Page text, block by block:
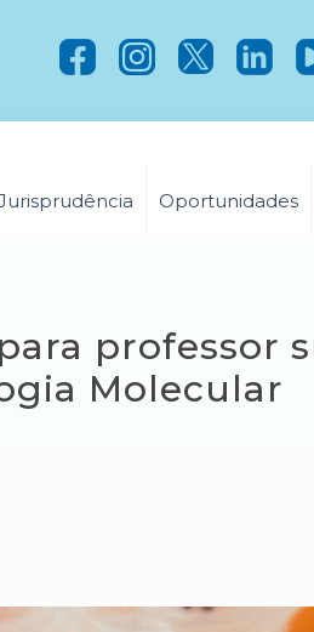
Oportunidades
professor
Molecular